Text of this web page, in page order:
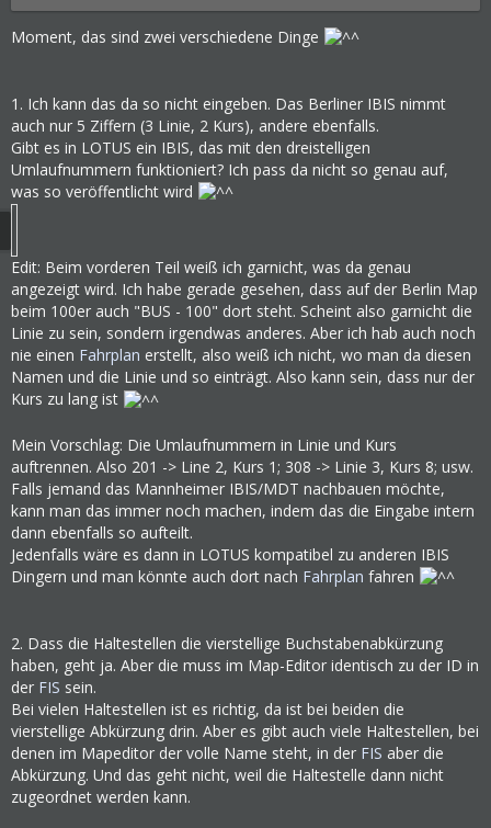
Moment, das sind zwei verschiedene Dinge
1. Ich kann das da so nicht eingeben. Das Berliner IBIS nimmt
auch nur 5 Ziffern (3 Linie, 2 Kurs), andere ebenfalls.
Gibt es in LOTUS ein IBIS, das mit den dreistelligen
Umlaufnummern funktioniert? Ich pass da nicht so genau auf,
was so veröffentlicht wird
Edit: Beim vorderen Teil weiß ich garnicht, was da genau
angezeigt wird. Ich habe gerade gesehen, dass auf der Berlin Map
beim 100er auch "BUS - 100" dort steht. Scheint also garnicht die
Linie zu sein, sondern irgendwas anderes. Aber ich hab auch noch
nie einen Fahrplan erstellt, also weiß ich nicht, wo man da diesen
Namen und die Linie und so einträgt. Also kann sein, dass nur der
Kurs zu lang ist
Mein Vorschlag: Die Umlaufnummern in Linie und Kurs
auftrennen. Also 201 -> Line 2, Kurs 1; 308 -> Linie 3, Kurs 8; usw.
Falls jemand das Mannheimer IBIS/MDT nachbauen möchte,
kann man das immer noch machen, indem das die Eingabe intern
dann ebenfalls so aufteilt.
Jedenfalls wäre es dann in LOTUS kompatibel zu anderen IBIS
Dingern und man könnte auch dort nach Fahrplan fahren
2. Dass die Haltestellen die vierstellige Buchstabenabkürzung
haben, geht ja. Aber die muss im Map-Editor identisch zu der ID in
der FIS sein.
Bei vielen Haltestellen ist es richtig, da ist bei beiden die
vierstellige Abkürzung drin. Aber es gibt auch viele Haltestellen, bei
denen im Mapeditor der volle Name steht, in der FIS aber die
Abkürzung. Und das geht nicht, weil die Haltestelle dann nicht
zugeordnet werden kann.